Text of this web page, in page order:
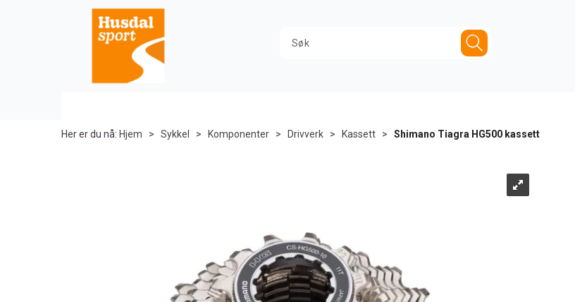
Her er du nå: Hjem > Sykkel > Komponenter > Drivverk > Kassett > Shimano Tiagra HG500 kassett